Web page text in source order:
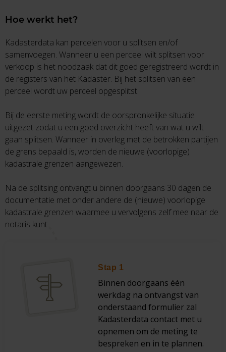
Hoe werkt het?
Kadasterdata kan percelen voor u splitsen en/of
samenvoegen. Wanneer u een perceel wilt splitsen voor
verkoop is het noodzaak dat dit goed geregistreerd wordt in
de registers van het Kadaster. Bij het splitsen van een
perceel wordt uw perceel opgesplitst.
Bij de eerste meting wordt de oorspronkelijke situatie
uitgezet zodat u een goed overzicht heeft van wat u wilt
gaan splitsen. Wanneer in overleg met de betrokken partijen
de grens bepaald is, worden de nieuwe (voorlopige)
kadastrale grenzen aangewezen.
Na de splitsing ontvangt u binnen doorgaans 30 dagen de
documentatie met onder andere de (nieuwe) voorlopige
kadastrale grenzen waarmee u vervolgens zelf mee naar de
notaris kunt.
Stap 1
Binnen doorgaans één
werkdag na ontvangst van
onderstaand formulier zal
Kadasterdata contact met u
opnemen om de meting te
bespreken en in te plannen.